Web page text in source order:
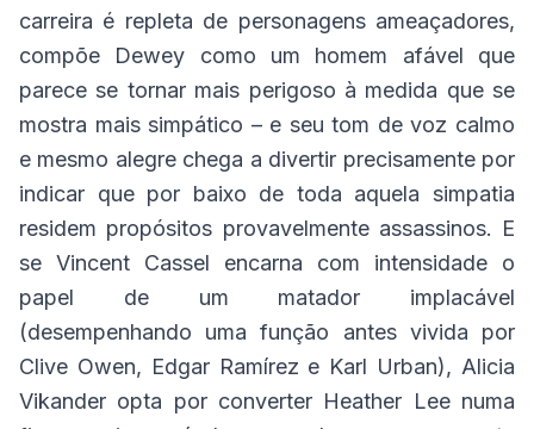
carreira é repleta de personagens ameaçadores,
compõe Dewey como um homem afável que
parece se tornar mais perigoso à medida que se
mostra mais simpático – e seu tom de voz calmo
e mesmo alegre chega a divertir precisamente por
indicar que por baixo de toda aquela simpatia
residem propósitos provavelmente assassinos. E
se Vincent Cassel encarna com intensidade o
papel de um matador implacável
(desempenhando uma função antes vivida por
Clive Owen, Edgar Ramírez e Karl Urban), Alicia
Vikander opta por converter Heather Lee numa